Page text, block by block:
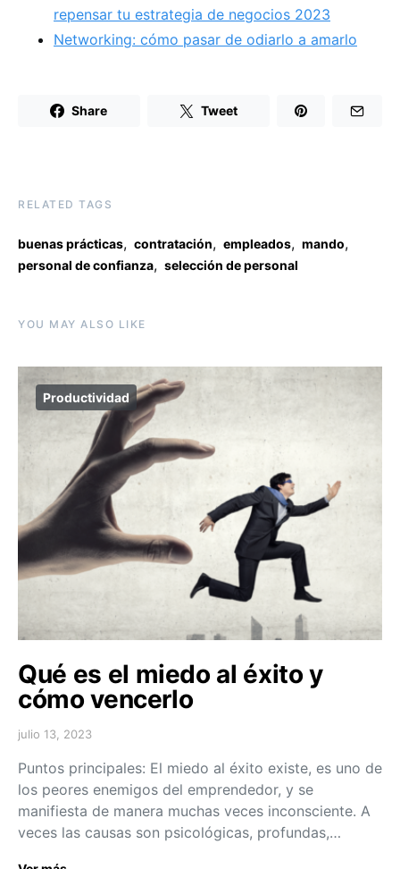
repensar tu estrategia de negocios 2023
Networking: cómo pasar de odiarlo a amarlo
Share Tweet
RELATED TAGS
buenas prácticas, contratación, empleados, mando,
personal de confianza, selección de personal
YOU MAY ALSO LIKE
Productividad
Qué es el miedo al éxito y
cómo vencerlo
julio 13, 2023
Puntos principales: El miedo al éxito existe, es uno de
los peores enemigos del emprendedor, y se
manifiesta de manera muchas veces inconsciente. A
veces las causas son psicológicas, profundas,…